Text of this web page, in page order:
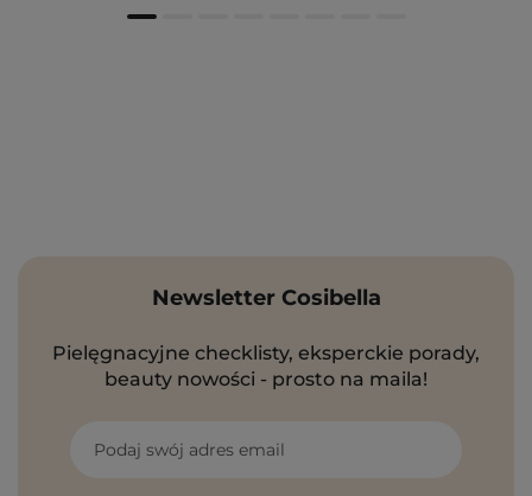
Newsletter Cosibella
Pielęgnacyjne checklisty, eksperckie porady,
beauty nowości - prosto na maila!
Podaj swój adres email